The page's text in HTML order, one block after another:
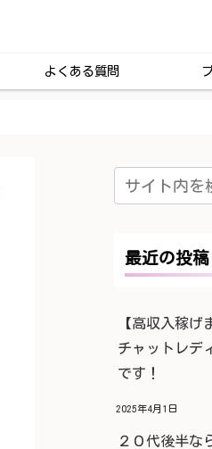
よくある質問
最近の投稿
【高収入稼げ
チャットレデ
です！
2025年4月1日
２０代後半な